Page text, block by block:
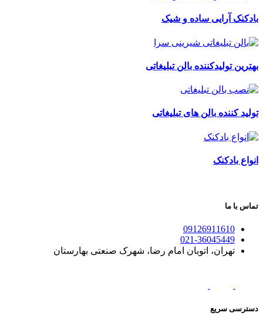
بادکنک آرایی ساده و شیک
بهترین تولیدکننده بالن تبلیغاتی
تولید کننده بالن های تبلیغاتی
انواع بادکنک
تماس با ما
09126911610
021-36045449
تهران، اتوبان امام رضا، شهرک صنعتی بهارستان
دسترسی سریع